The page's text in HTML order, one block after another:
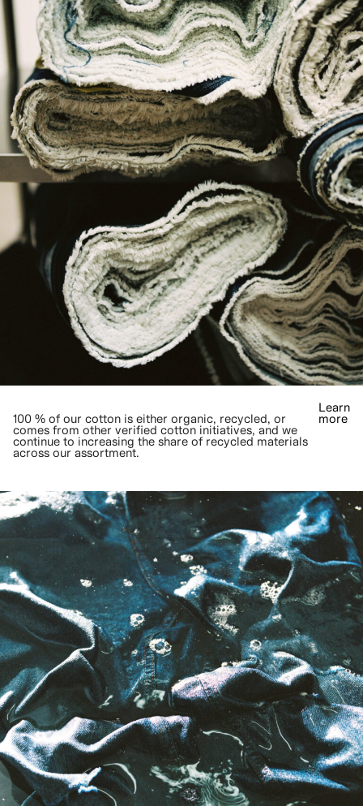
100 % of our cotton is either organic, recycled, or
comes from other verified cotton initiatives, and we
continue to increasing the share of recycled materials
across our assortment.
Learn
more